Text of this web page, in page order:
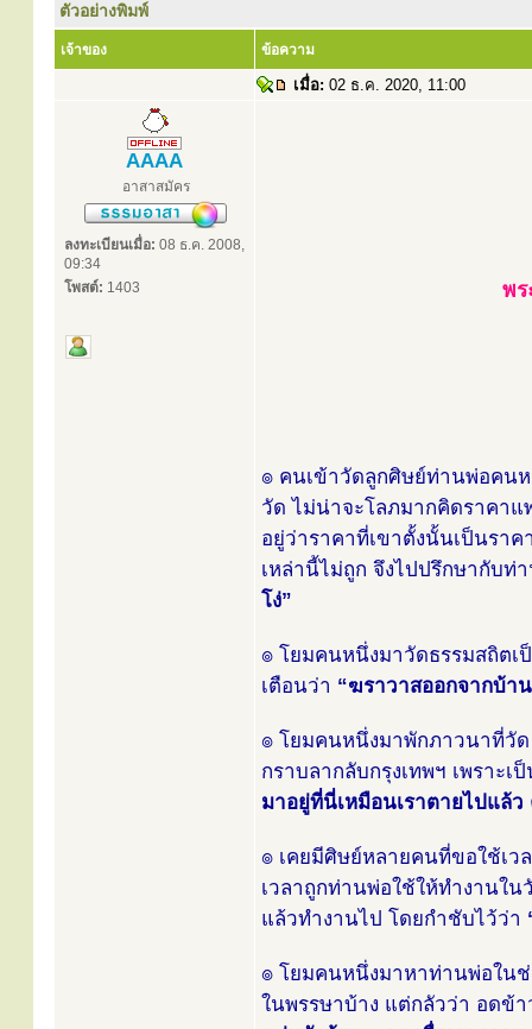
ตัวอย่างพิมพ์
เจ้าของ ข้อความ
เมื่อ: 02 ธ.ค. 2020, 11:00
AAAA
อาสาสมัคร
ลงทะเบียนเมื่อ: 08 ธ.ค. 2008,
09:34
โพสต์: 1403 พ
๏ คนเข้าวัดลูกศิษย์ท่านพ่อคน
วัด ไม่น่าจะโลภมากคิดราคาแ
อยู่ว่าราคาที่เขาตั้งนั้นเป็นรา
เหล่านี้ไม่ถูก จึงไปปรึกษากับ
โง่”
๏ โยมคนหนึ่งมาวัดธรรมสถิตเ
เตือนว่า “ฆราวาสออกจากบ้า
๏ โยมคนหนึ่งมาพักภาวนาที่วั
กราบลากลับกรุงเทพฯ เพราะ
มาอยู่ที่นี่เหมือนเราตายไปแล้ว
๏ เคยมีศิษย์หลายคนที่ขอใช้เ
เวลาถูกท่านพ่อใช้ให้ทำงานใ
แล้วทำงานไป โดยกำชับไว้ว่า
๏ โยมคนหนึ่งมาหาท่านพ่อในช่
ในพรรษาบ้าง แต่กลัวว่า อดข้